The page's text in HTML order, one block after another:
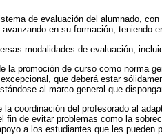
de evaluación del alumnado,
avanzando en su formación, teniendo
modalidades de evaluación,
la promoción de curso como norma
que deberá estar
al marco general que
la coordinación del profesorado al
fin de evitar problemas como la
a los estudiantes que les pueden